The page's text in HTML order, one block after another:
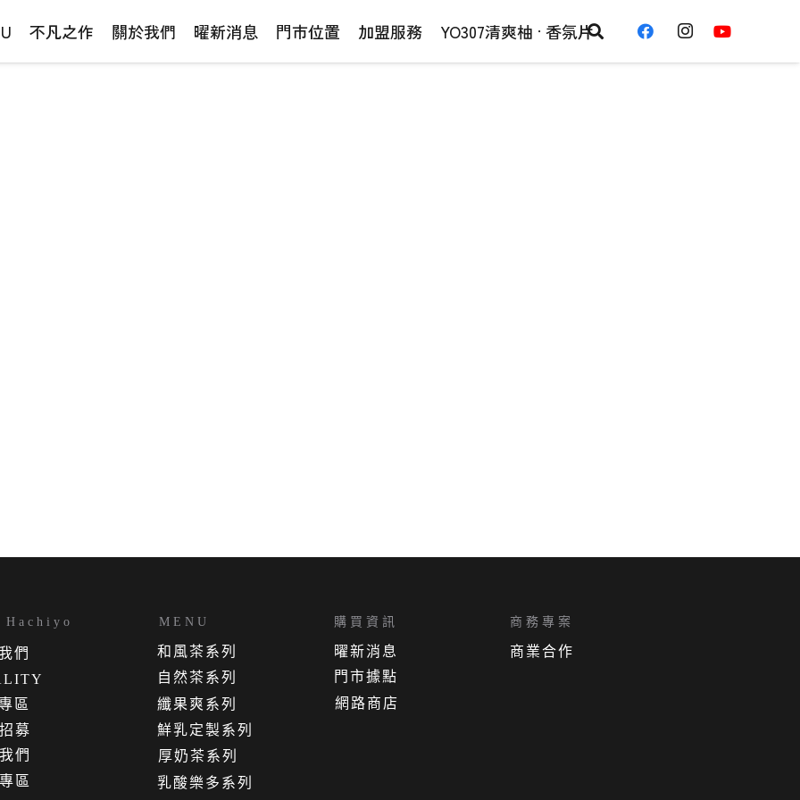
不凡之作 關於我們 曜新消息 門市位置 加盟服務 YO307清爽柚 · 香氛片
募
Hachiyo
們
區
網路商店
門市據點
曜新消息
購買資訊
們
區
商務專案
商業合作
乳酸樂多系列
厚奶茶系列
鮮乳定製系列
纖果爽系列
自然茶系列
和風茶系列
MENU